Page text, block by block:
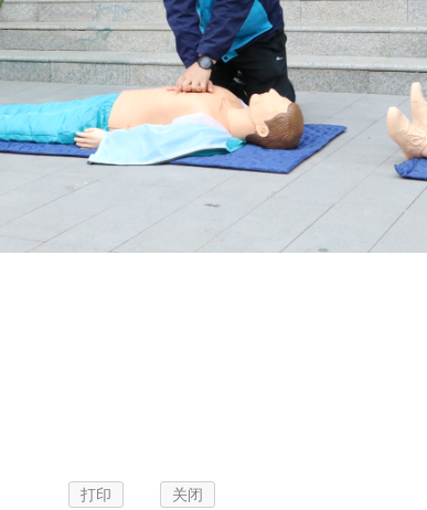
打印 关闭